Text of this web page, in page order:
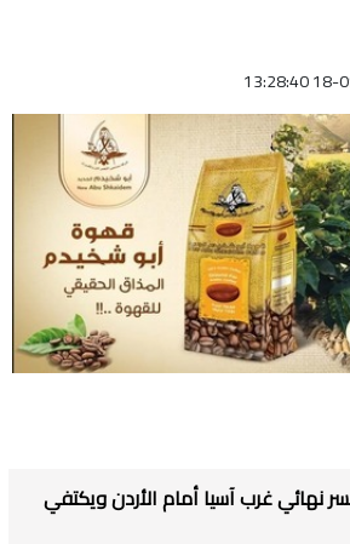
نهائي غرب آسيا أمام الأردن ويكتفي